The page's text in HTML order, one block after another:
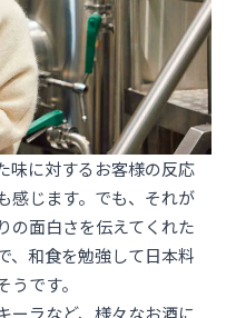
味に対するお客様の反応
感じます。でも、それが
の面白さを伝えてくれた
、和食を勉強して日本料
です。
ーラなど、様々なお酒に